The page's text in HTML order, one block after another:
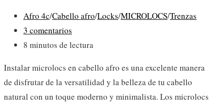
Categoría
de
la
Afro 4c/Cabello afro/Locks/MICROLOCS/Trenzas
Comentarios
de
entrada:
3 comentarios
Tiempo
lectura:
8 minutos de lectura
Instalar microlocs en cabello afro es una excelente manera
de disfrutar de la versatilidad y la belleza de tu cabello
natural con un toque moderno y minimalista. Los microlocs